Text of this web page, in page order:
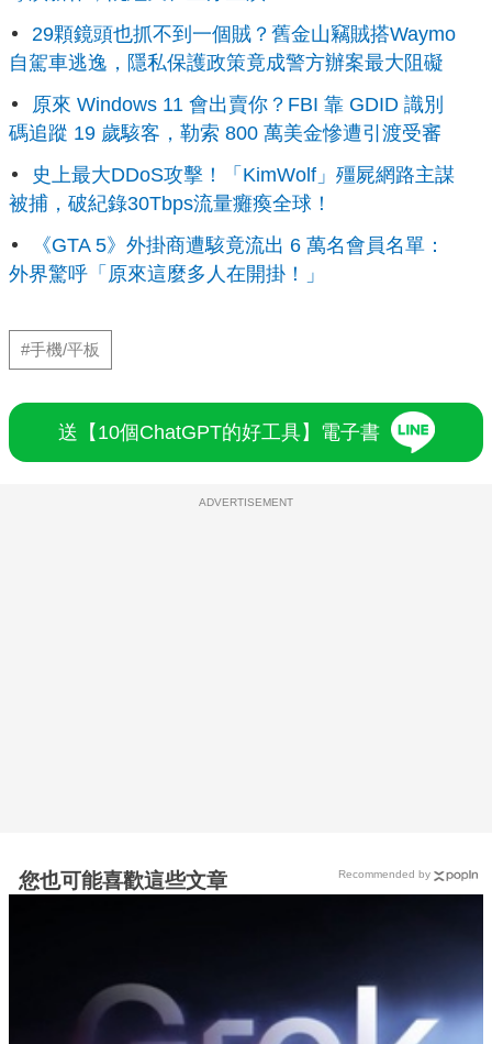
29顆鏡頭也抓不到一個賊？舊金山竊賊搭Waymo
自駕車逃逸，隱私保護政策竟成警方辦案最大阻礙
原來 Windows 11 會出賣你？FBI 靠 GDID 識別
碼追蹤 19 歲駭客，勒索 800 萬美金慘遭引渡受審
史上最大DDoS攻擊！「KimWolf」殭屍網路主謀
被捕，破紀錄30Tbps流量癱瘓全球！
《GTA 5》外掛商遭駭竟流出 6 萬名會員名單：
外界驚呼「原來這麼多人在開掛！」
#手機/平板
送【10個ChatGPT的好工具】電子書
ADVERTISEMENT
您也可能喜歡這些文章 Recommended by